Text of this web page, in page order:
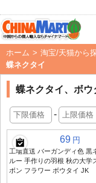
ホーム > 淘宝/天猫から
蝶ネクタイ
蝶ネクタイ、ボウ
-
69 円
工場直送 バーガンディ色 黒
ルー 手作りの羽根 秋の大学
ボン フラワー ボウタイ JK